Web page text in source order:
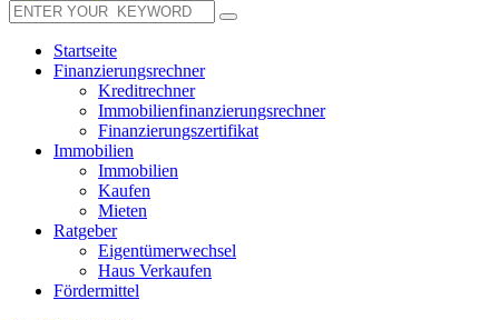
Startseite
Finanzierungsrechner
Kreditrechner
Immobilienfinanzierungsrechner
Finanzierungszertifikat
Immobilien
Immobilien
Kaufen
Mieten
Ratgeber
Eigentümerwechsel
Haus Verkaufen
Fördermittel